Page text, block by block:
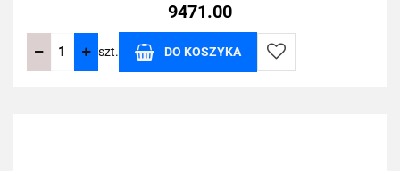
9471.00
szt. DO KOSZYKA
Do